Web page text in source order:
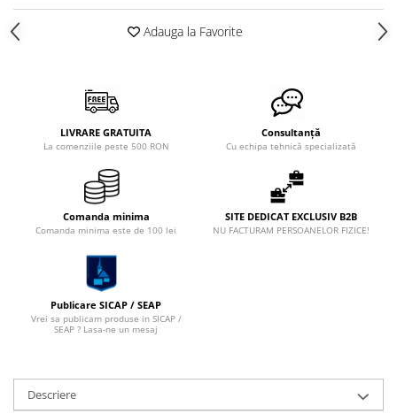
Adauga la Favorite
LIVRARE GRATUITA
La comenziile peste 500 RON
Consultanță
Cu echipa tehnică specializată
Comanda minima
Comanda minima este de 100 lei
SITE DEDICAT EXCLUSIV B2B
NU FACTURAM PERSOANELOR FIZICE!
Publicare SICAP / SEAP
Vrei sa publicam produse in SICAP /
SEAP ? Lasa-ne un mesaj
Descriere